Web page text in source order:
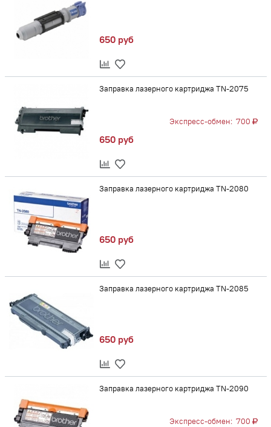
650 руб
Заправка лазерного картриджа TN-2075
Экспресс-обмен:700
650 руб
Заправка лазерного картриджа TN-2080
650 руб
Заправка лазерного картриджа TN-2085
650 руб
Заправка лазерного картриджа TN-2090
Экспресс-обмен:700